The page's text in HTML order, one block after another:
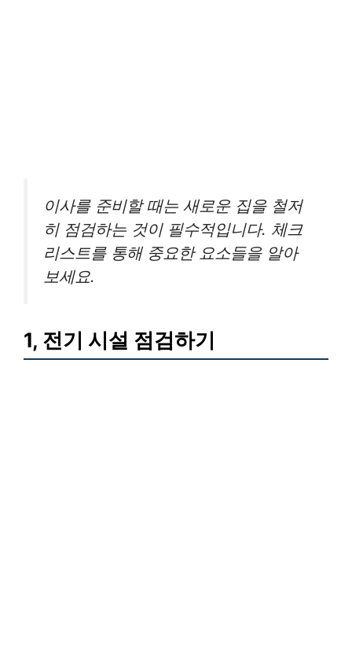
이사를 준비할 때는 새로운 집을 철저
히 점검하는 것이 필수적입니다. 체크
리스트를 통해 중요한 요소들을 알아
보세요.
1, 전기 시설 점검하기